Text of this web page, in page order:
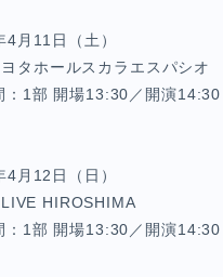
月11日（土）
タホールスカラエスパシオ
：1部 開場13:30／開演
月12日（日）
HIROSHIMA
：1部 開場13:30／開演